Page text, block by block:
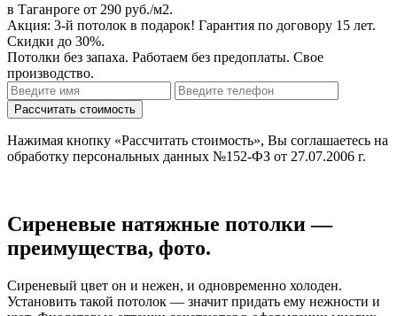
в Таганроге от 290 руб./м2.
Акция: 3-й потолок в подарок! Гарантия по договору 15 лет.
Скидки до 30%.
Потолки без запаха. Работаем без предоплаты. Свое
производство.
Нажимая кнопку «Рассчитать стоимость», Вы соглашаетесь на
обработку персональных данных №152-ФЗ от 27.07.2006 г.
Сиреневые натяжные потолки —
преимущества, фото.
Сиреневый цвет он и нежен, и одновременно холоден.
Установить такой потолок — значит придать ему нежности и